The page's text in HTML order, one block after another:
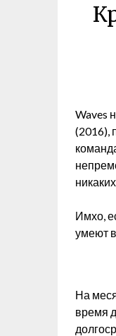
Waves
(2016),
Имхо,
умеют
На
время